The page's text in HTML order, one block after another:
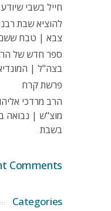
חייל בשבי
להוציא שבת
צבא | טבח ששם
ספר חדש של
בצה"ל |
פרשת קרח
הרב מרדכי
מוצ"ש | נבואה
בשבת
Comments
Categories